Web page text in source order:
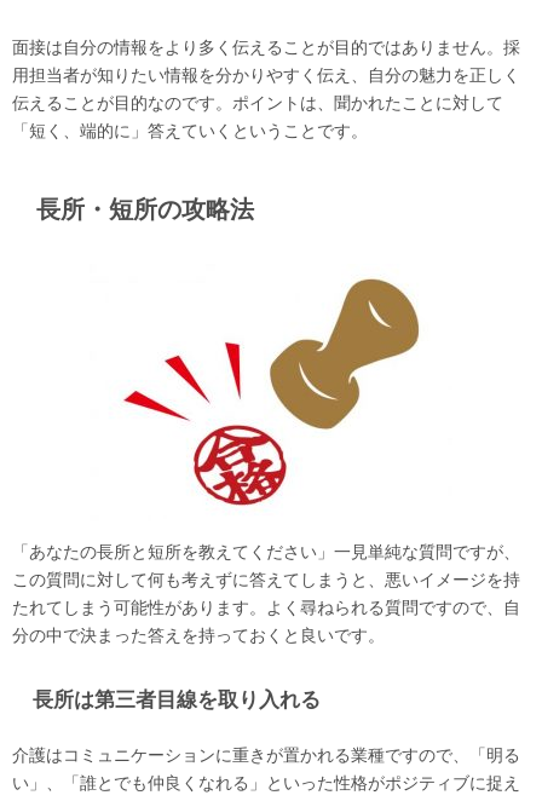
面接は自分の情報をより多く伝えることが目的ではありません。採
用担当者が知りたい情報を分かりやすく伝え、自分の魅力を正しく
伝えることが目的なのです。ポイントは、聞かれたことに対して
「短く、端的に」答えていくということです。
長所・短所の攻略法
「あなたの長所と短所を教えてください」一見単純な質問ですが、
この質問に対して何も考えずに答えてしまうと、悪いイメージを持
たれてしまう可能性があります。よく尋ねられる質問ですので、自
分の中で決まった答えを持っておくと良いです。
長所は第三者目線を取り入れる
介護はコミュニケーションに重きが置かれる業種ですので、「明る
い」、「誰とでも仲良くなれる」といった性格がポジティブに捉え